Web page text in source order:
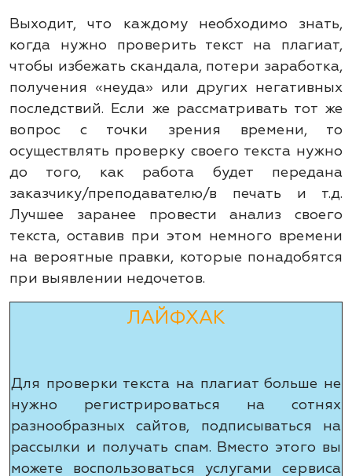
Выходит, что каждому необходимо знать,
когда нужно проверить текст на плагиат,
чтобы избежать скандала, потери заработка,
получения «неуда» или других негативных
последствий. Если же рассматривать тот же
вопрос с точки зрения времени, то
осуществлять проверку своего текста нужно
до того, как работа будет передана
заказчику/преподавателю/в печать и т.д.
Лучшее заранее провести анализ своего
текста, оставив при этом немного времени
на вероятные правки, которые понадобятся
при выявлении недочетов.
ЛАЙФХАК
Для проверки текста на плагиат больше не
нужно регистрироваться на сотнях
разнообразных сайтов, подписываться на
рассылки и получать спам. Вместо этого вы
можете воспользоваться услугами сервиса